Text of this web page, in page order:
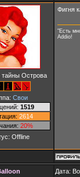
тайны Острова
Свои
1519
2614
20%
Offline
Фигня
"Есть
Addio!
Дата: